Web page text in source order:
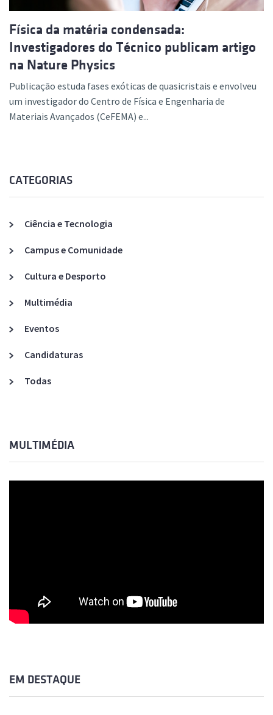
Física da matéria condensada:
Investigadores do Técnico publicam artigo
na Nature Physics
Publicação estuda fases exóticas de quasicristais e envolveu
um investigador do Centro de Física e Engenharia de
Materiais Avançados (CeFEMA) e...
CATEGORIAS
Ciência e Tecnologia
Campus e Comunidade
Cultura e Desporto
Multimédia
Eventos
Candidaturas
Todas
MULTIMÉDIA
EM DESTAQUE